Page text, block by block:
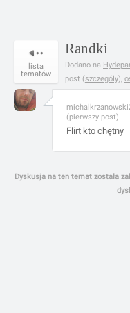
lista
tematów
Randki
Dodano na
post (szczegóły),
(pierwszy post)
Flirt kto chętny
Dyskusja na ten temat została